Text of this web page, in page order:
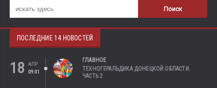
ПОСЛЕДНИЕ 14 НОВОСТЕЙ
18
АПР
09:01
ГЛАВНОЕ
ТЕХНОГЕРАЛЬДИКА ДОНЕЦКОЙ ОБЛАСТИ.
ЧАСТЬ 2